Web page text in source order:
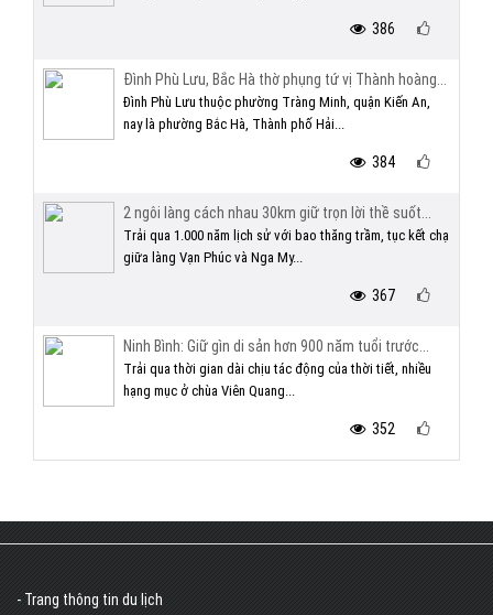
386
Đình Phù Lưu, Bắc Hà thờ phụng tứ vị Thành hoàng...
Đình Phù Lưu thuộc phường Tràng Minh, quận Kiến An,
nay là phường Bắc Hà, Thành phố Hải...
384
2 ngôi làng cách nhau 30km giữ trọn lời thề suốt...
Trải qua 1.000 năm lịch sử với bao thăng trầm, tục kết chạ
giữa làng Vạn Phúc và Nga My...
367
Ninh Bình: Giữ gìn di sản hơn 900 năm tuổi trước...
Trải qua thời gian dài chịu tác động của thời tiết, nhiều
hạng mục ở chùa Viên Quang...
352
- Trang thông tin du lịch